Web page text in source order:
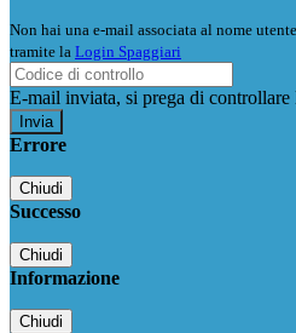
Non hai una e-mail associata al nome
tramite la Login Spaggiari
E-mail inviata, si prega di controllare
Errore
Chiudi
Successo
Chiudi
Informazione
Chiudi